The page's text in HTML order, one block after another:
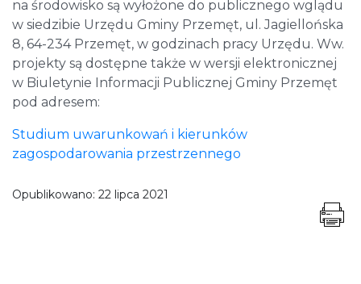
na środowisko są wyłożone do publicznego wglądu
w siedzibie Urzędu Gminy Przemęt, ul. Jagiellońska
8, 64-234 Przemęt, w godzinach pracy Urzędu. Ww.
projekty są dostępne także w wersji elektronicznej
w Biuletynie Informacji Publicznej Gminy Przemęt
pod adresem:
Studium uwarunkowań i kierunków
zagospodarowania przestrzennego
Opublikowano: 22 lipca 2021